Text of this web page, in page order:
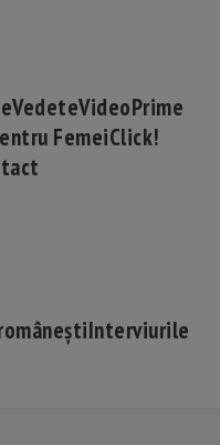
VedeteVideoPrime
FemeiClick!
Interviurile